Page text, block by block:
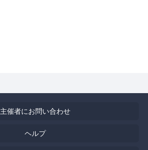
主催者にお問い合わせ
ヘルプ